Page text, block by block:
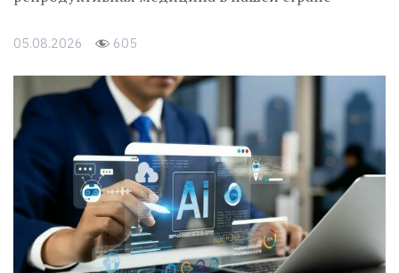
05.08.2026 605